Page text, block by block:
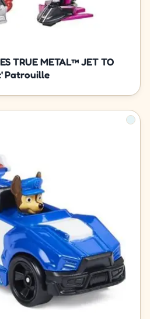
TRUE METAL™ JET TO
Patrouille